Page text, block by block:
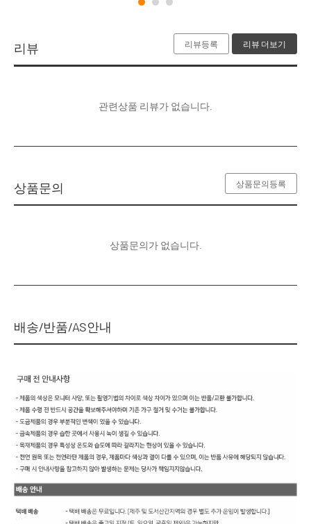
리뷰 리뷰등록 리뷰 더보기
관련상품 리뷰가 없습니다.
상품문의 상품문의등록
상품문의가 없습니다.
배송/반품/AS안내